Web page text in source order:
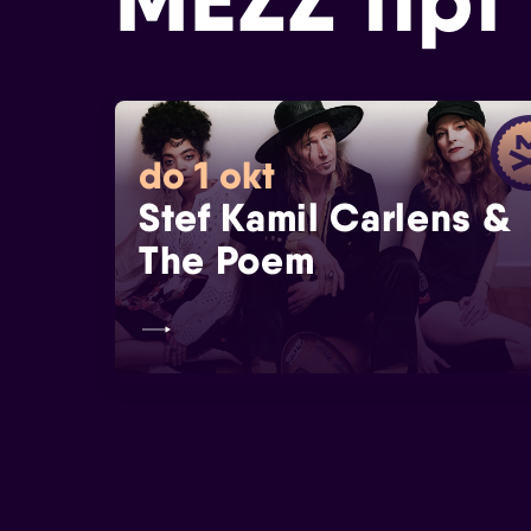
do 1 okt
Stef Kamil Carlens &
The Poem